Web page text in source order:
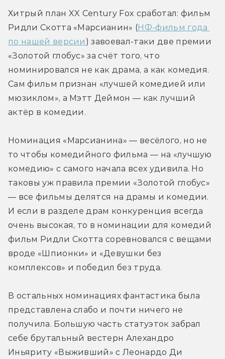
Хитрый план XX Century Fox сработал: фильм
Ридли Скотта «Марсианин» (НФ-фильм года
по нашей версии ) завоевал-таки две премии
«Золотой глобус» за счёт того, что
номинировался не как драма, а как комедия.
Сам фильм признан «лучшей комедией или
мюзиклом», а Мэтт Деймон — как лучший
актёр в комедии.
Номинация «Марсианина» — весёлого, но не
то чтобы комедийного фильма — на «лучшую
комедию» с самого начала всех удивила. Но
таковы уж правила премии «Золотой глобус»
— все фильмы делятся на драмы и комедии.
И если в разделе драм конкуренция всегда
очень высокая, то в номинации для комедий
фильм Ридли Скотта соревновался с вещами
вроде «Шпионки» и «Девушки без
комплексов» и победил без труда.
В остальных номинациях фантастика была
представлена слабо и почти ничего не
получила. Большую часть статуэток забрал
себе брутальный вестерн Алехандро
Иньяриту «Выживший» с Леонардо Ди